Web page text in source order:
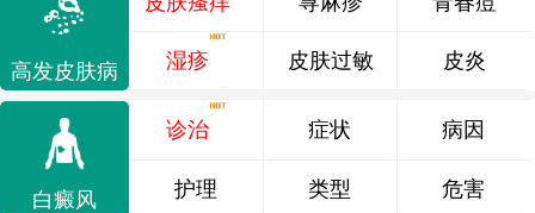
高发皮肤病 湿疹 皮肤过敏 皮炎
白癜风
诊治 症状 病因
护理 类型 危害